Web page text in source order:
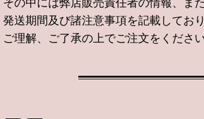
発送期間及び諸注意事項を記載しており
ご理解、ご了承の上でご注文をくださ